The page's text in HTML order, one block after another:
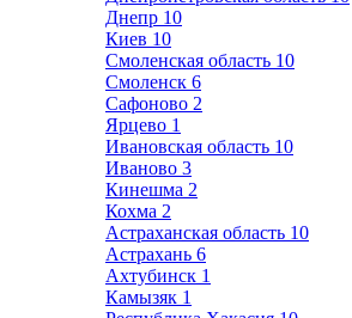
Днепр 10
Киев 10
Смоленская область 10
Смоленск 6
Сафоново 2
Ярцево 1
Ивановская область 10
Иваново 3
Кинешма 2
Кохма 2
Астраханская область 10
Астрахань 6
Ахтубинск 1
Камызяк 1